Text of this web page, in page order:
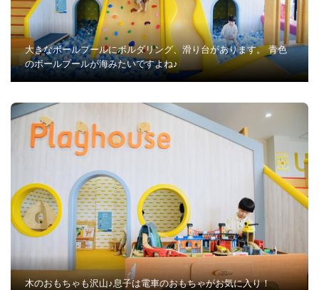
大きなボールプールにボルダリング、滑り台があります。 青色
のボールプールが海みたいですよね♪
木のおもちゃも沢山♪息子は電車のおもちゃがお気に入り！